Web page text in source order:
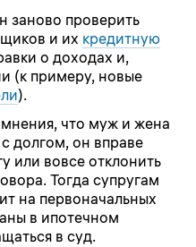
заново проверить
и их кредитную
о доходах и,
(к примеру, новые
).
что муж и жена
долгом, он вправе
или вовсе отклонить
Тогда супругам
на первоначальных
в ипотечном
в суд.